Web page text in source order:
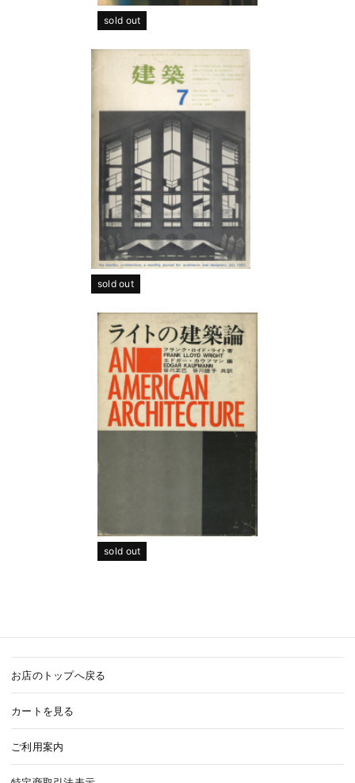
sold out
sold out
sold out
お店のトップへ戻る
カートを見る
ご利用案内